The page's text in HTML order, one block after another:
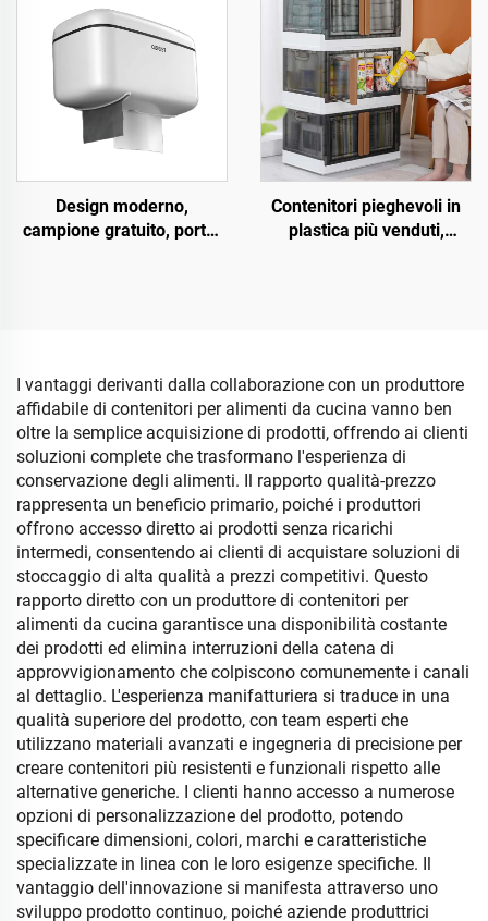
magazzino
aperto e spostabile
Design moderno,
campione gratuito, porta-
Contenitori pieghevoli in
plastica più venduti,
I vantaggi derivanti dalla collaborazione con un produttore
affidabile di contenitori per alimenti da cucina vanno ben
oltre la semplice acquisizione di prodotti, offrendo ai clienti
soluzioni complete che trasformano l'esperienza di
conservazione degli alimenti. Il rapporto qualità-prezzo
rappresenta un beneficio primario, poiché i produttori
offrono accesso diretto ai prodotti senza ricarichi
intermedi, consentendo ai clienti di acquistare soluzioni di
stoccaggio di alta qualità a prezzi competitivi. Questo
rapporto diretto con un produttore di contenitori per
alimenti da cucina garantisce una disponibilità costante
dei prodotti ed elimina interruzioni della catena di
approvvigionamento che colpiscono comunemente i canali
al dettaglio. L'esperienza manifatturiera si traduce in una
qualità superiore del prodotto, con team esperti che
utilizzano materiali avanzati e ingegneria di precisione per
creare contenitori più resistenti e funzionali rispetto alle
alternative generiche. I clienti hanno accesso a numerose
opzioni di personalizzazione del prodotto, potendo
specificare dimensioni, colori, marchi e caratteristiche
specializzate in linea con le loro esigenze specifiche. Il
vantaggio dell'innovazione si manifesta attraverso uno
sviluppo prodotto continuo, poiché aziende produttrici